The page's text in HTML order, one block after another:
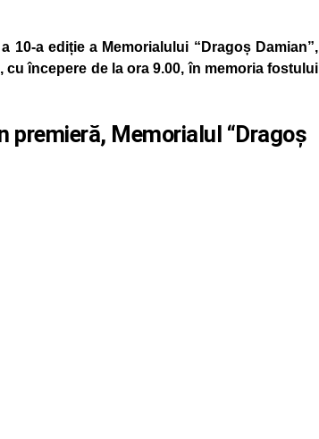
10-a ediție a Memorialului “Dragoș Damian”,
începere de la ora 9.00, în memoria fostului
premieră, Memorialul “Dragoș